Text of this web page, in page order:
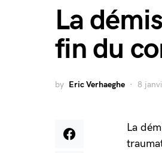
La
fin du
by Eric Verhaeghe 8
La